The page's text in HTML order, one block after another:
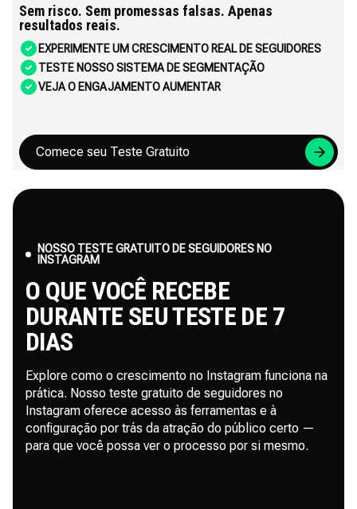
Sem risco. Sem promessas falsas. Apenas
resultados reais.
EXPERIMENTE UM CRESCIMENTO REAL DE SEGUIDORES
TESTE NOSSO SISTEMA DE SEGMENTAÇÃO
VEJA O ENGAJAMENTO AUMENTAR
Comece seu Teste Gratuito
NOSSO TESTE GRATUITO DE SEGUIDORES NO
INSTAGRAM
O QUE VOCÊ RECEBE
DURANTE SEU TESTE DE 7
DIAS
Explore como o crescimento no Instagram funciona na
prática. Nosso teste gratuito de seguidores no
Instagram oferece acesso às ferramentas e à
configuração por trás da atração do público certo —
para que você possa ver o processo por si mesmo.